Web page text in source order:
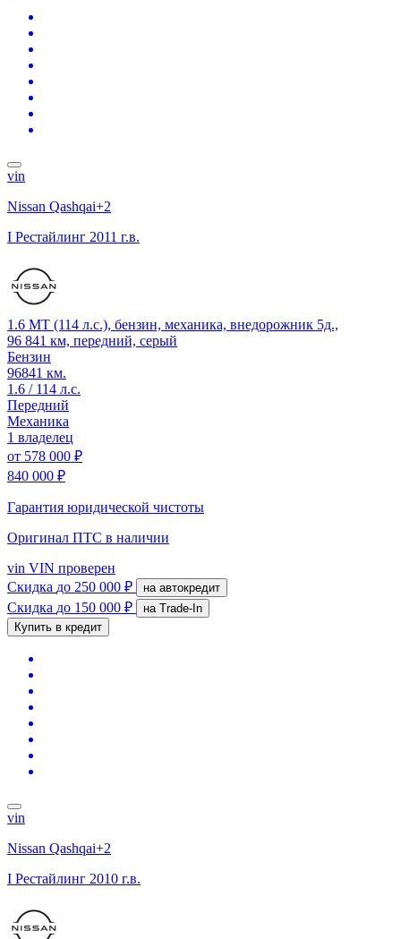
vin
Nissan Qashqai+2
I Рестайлинг 2011 г.в.
1.6 MT (114 л.с.), бензин, механика, внедорожник 5д.,
96 841 км, передний, серый
Бензин
96841 км.
1.6 / 114 л.с.
Передний
Механика
1 владелец
от 578 000 ₽
840 000 ₽
Гарантия юридической чистоты
Оригинал ПТС в наличии
vin VIN проверен
Скидка до 250 000 ₽ на автокредит
Скидка до 150 000 ₽
на Trade-In
Купить в кредит
vin
Nissan Qashqai+2
I Рестайлинг 2010 г.в.